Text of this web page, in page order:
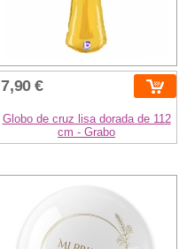
7,90 €
Globo de cruz lisa dorada de 112
cm - Grabo